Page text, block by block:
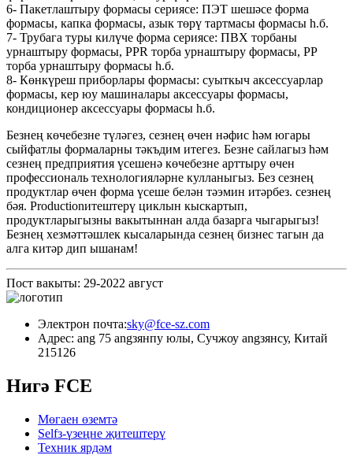
6- Пакетлаштыру формасы сериясе: ПЭТ шешәсе форма
формасы, капка формасы, азык төрү тартмасы формасы һ.б.
7- Трубага туры килүче форма сериясе: ПВХ торбаны
урнаштыру формасы, PPR торба урнаштыру формасы, PP
торба урнаштыру формасы һ.б.
8- Көнкүреш приборлары формасы: суыткыч аксессуарлар
формасы, кер юу машиналары аксессуары формасы,
кондиционер аксессуары формасы һ.б.
Безнең көчебезне түләгез, сезнең өчен нәфис һәм югары
сыйфатлы формаларны тәкъдим итегез. Безне сайлагыз һәм
сезнең предприятия үсешенә көчебезне арттыру өчен
профессиональ технологияләрне кулланыгыз. Без сезнең
продуктлар өчен форма үсеше белән тәэмин итәрбез. сезнең
бәя. Productionитештерү циклын кыскартып,
продуктларыгызны вакытыннан алда базарга чыгарыгыз!
Безнең хезмәттәшлек кысаларында сезнең бизнес тагын да
алга китәр дип ышанам!
Пост вакыты: 29-2022 август
Электрон почта:sky@fce-sz.com
Адрес: ang 75 angзянпу юлы, Сучжоу angзянсу, Китай
215126
Нигә FCE
Мөгаен өземтә
Selfз-үзеңне җитештерү
Техник ярдәм